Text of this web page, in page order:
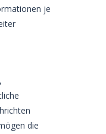
je
die